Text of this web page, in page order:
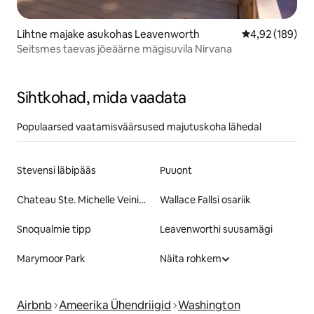
Lihtne majake asukohas Leavenworth Keskmine
4,92 (189)
Seitsmes taevas jõeäärne mägisuvila Nirvana
Sihtkohad, mida vaadata
Populaarsed vaatamisväärsused majutuskoha lähedal
Stevensi läbipääs Puuont
Chateau Ste. Michelle Veinimaja Wallace Fallsi osariik
Snoqualmie tipp Leavenworthi suusamägi
Marymoor Park Näita rohkem
Airbnb Ameerika Ühendriigid Washington